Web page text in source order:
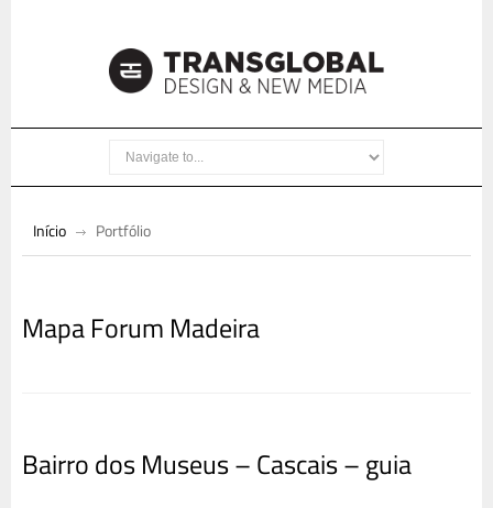
Início Portfólio
Mapa Forum Madeira
Bairro dos Museus – Cascais – guia